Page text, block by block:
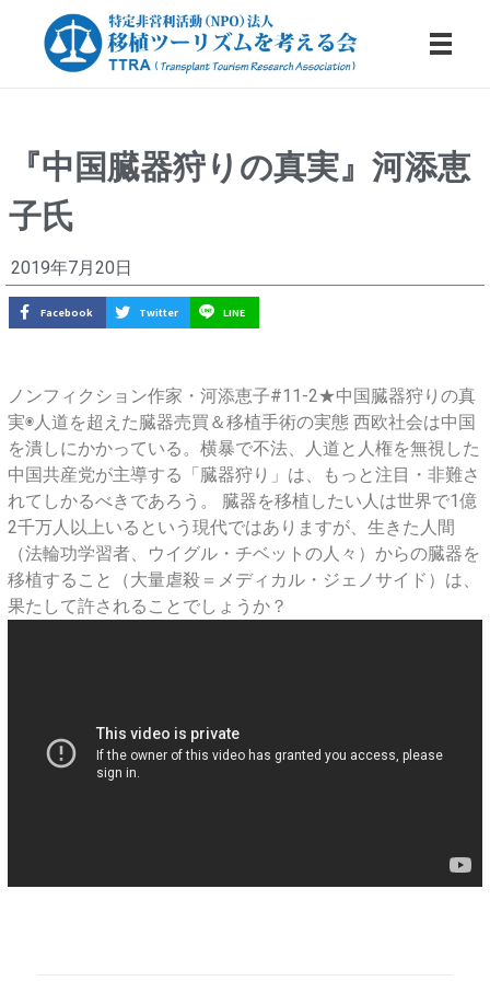
『
中
国
臓
狩
り
の
真
実
』
添
恵
『中国臓器狩りの真実』河添恵
子氏
2019年7月20日
Facebook Twitter LINE
ノンフィクション作家・河添恵子#11-2★中国臓器狩りの真
実◉人道を超えた臓器売買＆移植手術の実態 西欧社会は中国
を潰しにかかっている。横暴で不法、人道と人権を無視した
中国共産党が主導する「臓器狩り」は、もっと注目・非難さ
れてしかるべきであろう。 臓器を移植したい人は世界で1億
2千万人以上いるという現代ではありますが、生きた人間
（法輪功学習者、ウイグル・チベットの人々）からの臓器を
移植すること（大量虐殺＝メディカル・ジェノサイド）は、
果たして許されることでしょうか？